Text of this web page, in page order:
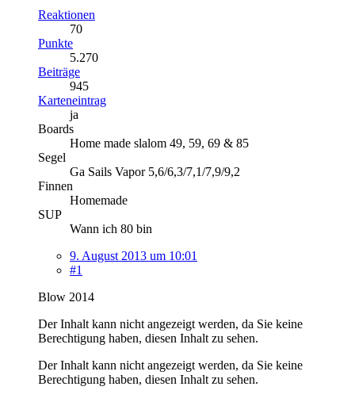
Reaktionen
70
Punkte
5.270
Beiträge
945
Karteneintrag
ja
Boards
Home made slalom 49, 59, 69 & 85
Segel
Ga Sails Vapor 5,6/6,3/7,1/7,9/9,2
Finnen
Homemade
SUP
Wann ich 80 bin
9. August 2013 um 10:01
#1
Blow 2014
Der Inhalt kann nicht angezeigt werden, da Sie keine
Berechtigung haben, diesen Inhalt zu sehen.
Der Inhalt kann nicht angezeigt werden, da Sie keine
Berechtigung haben, diesen Inhalt zu sehen.